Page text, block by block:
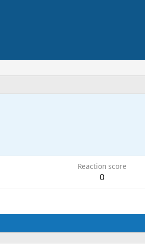
Reaction score
0